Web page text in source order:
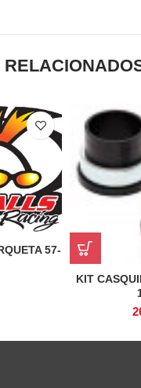
57-
KIT